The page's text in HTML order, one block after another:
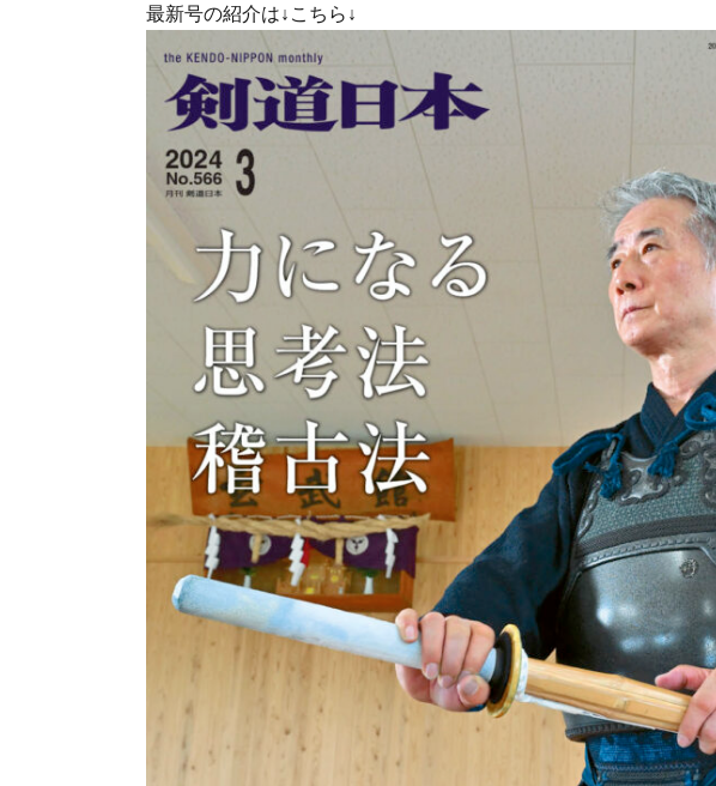
最新号の紹介は↓こちら↓